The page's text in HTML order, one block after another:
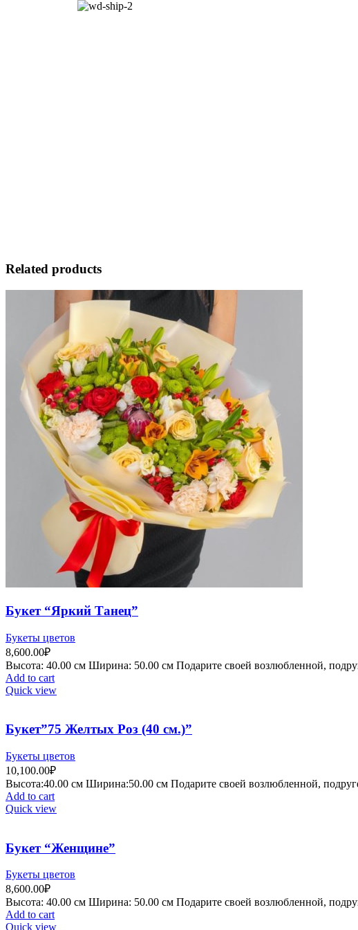
Related products
Букет “Яркий Танец”
Букеты цветов
8,600.00₽
Высота: 40.00 см Ширина: 50.00 см Подарите своей возлюбленной,
Add to cart
Quick view
Букет”75 Желтых Роз (40 см.)”
Букеты цветов
10,100.00₽
Высота:40.00 см Ширина:50.00 см Подарите своей возлюбленной,
Add to cart
Quick view
Букет “Женщине”
Букеты цветов
8,600.00₽
Высота: 40.00 см Ширина: 50.00 см Подарите своей возлюбленной,
Add to cart
Quick view